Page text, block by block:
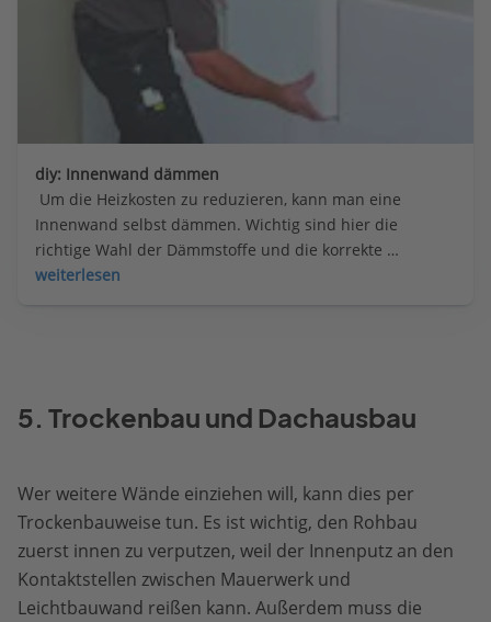
diy: Innenwand dämmen
Um die Heizkosten zu reduzieren, kann man eine
Innenwand selbst dämmen. Wichtig sind hier die
richtige Wahl der Dämmstoffe und die korrekte
Ausführung.
weiterlesen
5. Trockenbau und Dachausbau
Wer weitere Wände einziehen will, kann dies per
Trockenbauweise tun. Es ist wichtig, den Rohbau
zuerst innen zu verputzen, weil der Innenputz an den
Kontaktstellen zwischen Mauerwerk und
Leichtbauwand reißen kann. Außerdem muss die